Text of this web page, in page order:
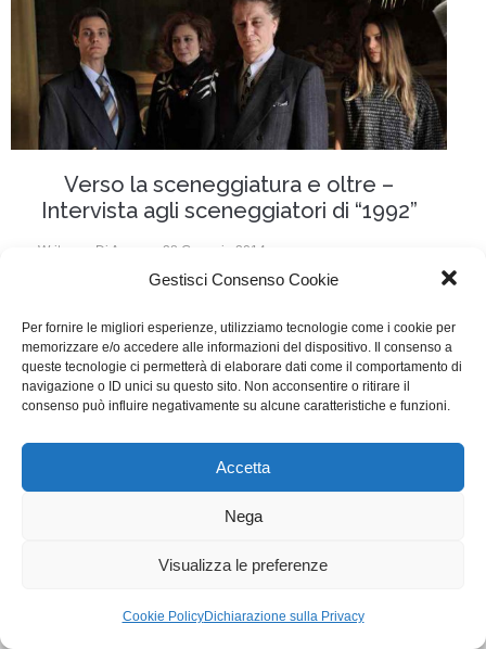
Gestisci Consenso Cookie
Per fornire le migliori esperienze, utilizziamo tecnologie come i cookie per
memorizzare e/o accedere alle informazioni del dispositivo. Il consenso a
queste tecnologie ci permetterà di elaborare dati come il comportamento di
navigazione o ID unici su questo sito. Non acconsentire o ritirare il
consenso può influire negativamente su alcune caratteristiche e funzioni.
Accetta
Nega
Visualizza le preferenze
Cookie PolicyDichiarazione sulla Privacy
Verso la sceneggiatura e oltre –
Intervista agli sceneggiatori di “1992”
Writers Di Aaron 28 Gennaio 2014
che affronta un periodo cruciale della nostra Storia
recente, raccontando sei storie di persone qualunque
ambientate nell’anno di Mani Pulite.
WGI - Tutti i diritti riservati © 2021
segreteria@writersguilditalia.it
Concept: Annamaria De Paola - Realizzazione: